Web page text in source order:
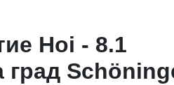
Hoi - 8.1
град